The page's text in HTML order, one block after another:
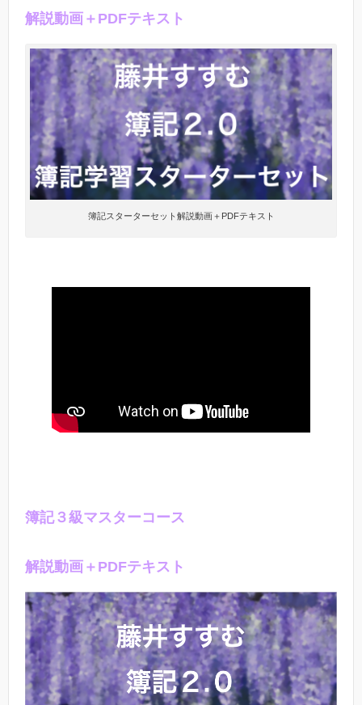
解説動画＋PDFテキスト
簿記スターターセット解説動画＋PDFテキスト
簿記３級マスターコース
解説動画＋PDFテキスト